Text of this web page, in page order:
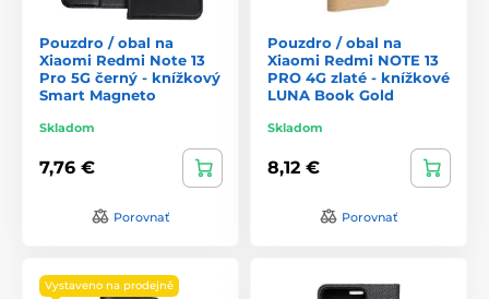
Pouzdro / obal na
Xiaomi Redmi Note 13
Pro 5G černý - knížkový
Smart Magneto
Skladom
7,76 €
Porovnať
Pouzdro / obal na
Xiaomi Redmi NOTE 13
PRO 4G zlaté - knížkové
LUNA Book Gold
Skladom
8,12 €
Porovnať
Vystaveno na prodejně